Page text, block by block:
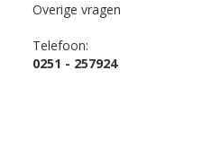
Overige vragen
Telefoon:
0251 - 257924